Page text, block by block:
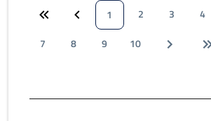
1 2 3 4
7
8 9 10